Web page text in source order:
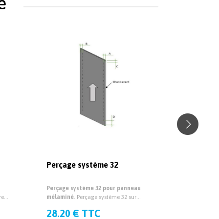
Perçage système 32
Perçage système 32 pour panneau
mélaminé. Perçage système 32 sur
épaisseur 19mm et 38mm.
28.20 € TTC